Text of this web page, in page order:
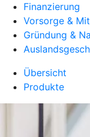
Finanzierung
Vorsorge &
Gründung &
Übersicht
Produkte